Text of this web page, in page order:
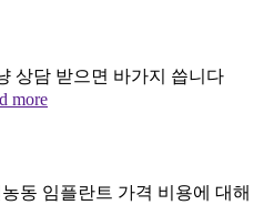
상담 받으면 바가지 씁니다
more
동 임플란트 가격 비용에 대해